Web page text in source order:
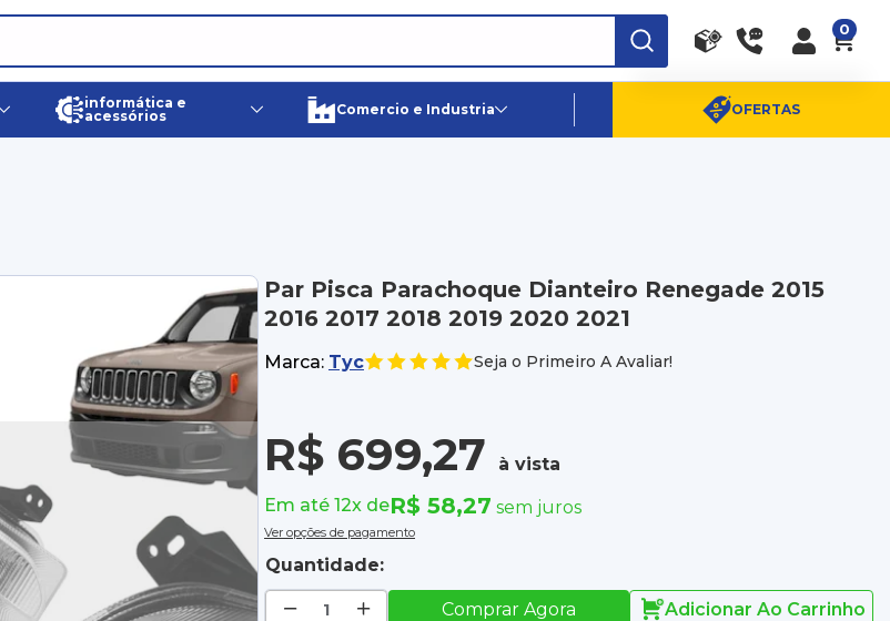
Canais de Atendimento
(11) 96359-6656
SAC:(11) 4003-0880
0
informática e
acessórios
Comercio e Industria OFERTAS
Par Pisca Parachoque Dianteiro Renegade 2015
2016 2017 2018 2019 2020 2021
Marca: Tyc Seja o Primeiro A Avaliar!
R$ 699,27
à vista
Em até 12x deR$ 58,27 sem juros
Ver opções de pagamento
Quantidade:
Comprar Agora Adicionar Ao Carrinho